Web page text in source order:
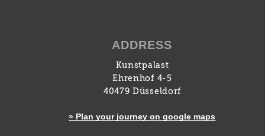
ADDRESS
Kunstpalast
Ehrenhof 4-5
40479 Düsseldorf
» Plan your journey on google maps